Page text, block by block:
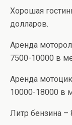
Хорошая
долларов.
Аренда
7500-10000 в
Аренда
10000-18000 в
Литр бензина –